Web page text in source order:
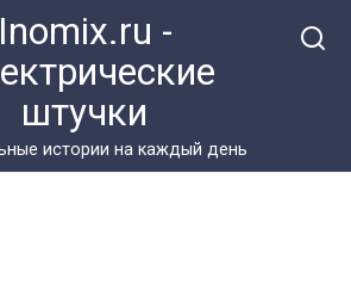
Inomix.ru -
штучки
истории на каждый день